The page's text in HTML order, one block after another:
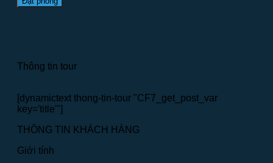
Thông tin tour
[dynamictext thong-tin-tour "CF7_get_post_var
key='title'"]
THÔNG TIN KHÁCH HÀNG
Giới tính